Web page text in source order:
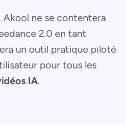
Akool ne se contentera
2.0 en tant
un outil pratique piloté
pour tous les
IA.